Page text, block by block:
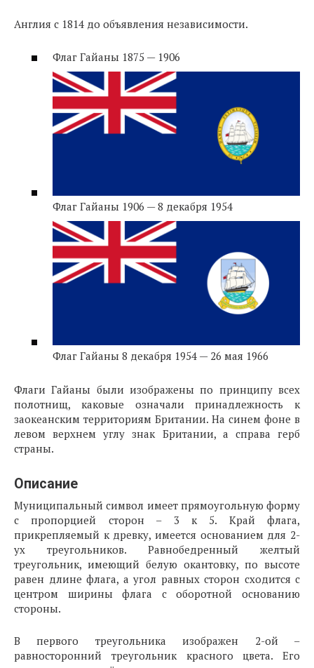
Англия с 1814 до объявления независимости.
Флаг Гайаны 1875 — 1906
Флаг Гайаны 1906 — 8 декабря 1954
Флаг Гайаны 8 декабря 1954 — 26 мая 1966
Флаги Гайаны были изображены по принципу всех
полотнищ, каковые означали принадлежность к
заокеанским территориям Британии. На синем фоне в
левом верхнем углу знак Британии, а справа герб
страны.
Описание
Муниципальный символ имеет прямоугольную форму
с пропорцией сторон – 3 к 5. Край флага,
прикрепляемый к древку, имеется основанием для 2-
ух треугольников. Равнобедренный желтый
треугольник, имеющий белую окантовку, по высоте
равен длине флага, а угол равных сторон сходится с
центром ширины флага с оборотной основанию
стороны.
В первого треугольника изображен 2-ой –
равносторонний треугольник красного цвета. Его